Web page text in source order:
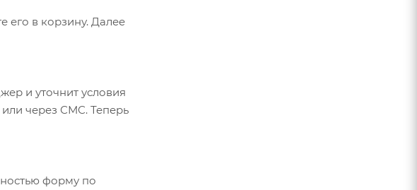
его в корзину. Далее
и уточнит условия
через СМС. Теперь
форму по